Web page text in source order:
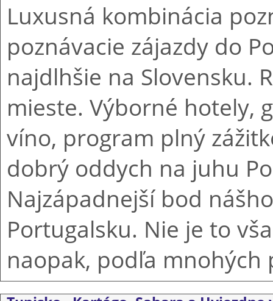
Luxusná kombinácia
poznávacie zájazdy do
najdlhšie na Slovensku.
mieste. Výborné hotely,
víno, program plný
dobrý oddych na juhu
Najzápadnejší bod
Portugalsku. Nie je to
naopak, podľa mnohých